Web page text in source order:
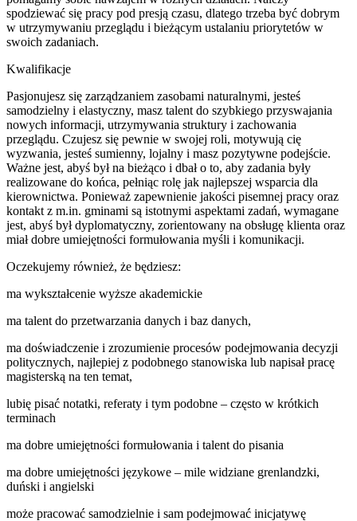
spodziewać się pracy pod presją czasu, dlatego trzeba być dobrym
w utrzymywaniu przeglądu i bieżącym ustalaniu priorytetów w
swoich zadaniach.
Kwalifikacje
Pasjonujesz się zarządzaniem zasobami naturalnymi, jesteś
samodzielny i elastyczny, masz talent do szybkiego przyswajania
nowych informacji, utrzymywania struktury i zachowania
przeglądu. Czujesz się pewnie w swojej roli, motywują cię
wyzwania, jesteś sumienny, lojalny i masz pozytywne podejście.
Ważne jest, abyś był na bieżąco i dbał o to, aby zadania były
realizowane do końca, pełniąc rolę jak najlepszej wsparcia dla
kierownictwa. Ponieważ zapewnienie jakości pisemnej pracy oraz
kontakt z m.in. gminami są istotnymi aspektami zadań, wymagane
jest, abyś był dyplomatyczny, zorientowany na obsługę klienta oraz
miał dobre umiejętności formułowania myśli i komunikacji.
Oczekujemy również, że będziesz:
ma wykształcenie wyższe akademickie
ma talent do przetwarzania danych i baz danych,
ma doświadczenie i zrozumienie procesów podejmowania decyzji
politycznych, najlepiej z podobnego stanowiska lub napisał pracę
magisterską na ten temat,
lubię pisać notatki, referaty i tym podobne – często w krótkich
terminach
ma dobre umiejętności formułowania i talent do pisania
ma dobre umiejętności językowe – mile widziane grenlandzki,
duński i angielski
może pracować samodzielnie i sam podejmować inicjatywę